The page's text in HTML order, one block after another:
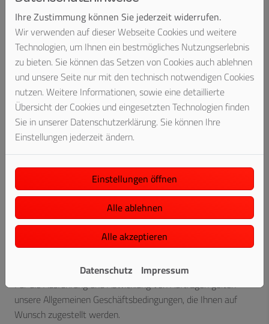
wenn Sie auf einen externen Link klicken, werden Daten zum
Linkziel übertragen. Dies ist aufgrund des dem Internet
zugrunde liegenden Protokolls ((TCP/IP = TCP - Transfer
Control Protocol + IP - Internet Protocol) technisch
notwendig. Die übertragenen Daten sind insbesondere: Ihre
IP-Adresse, der Zeitpunkt, zu dem Sie den Link angeklickt
haben und die Seite, auf der Sie den Link angeklickt haben.
Urheberschutz
geschützt. Weitergabe, Veränderung, gewerbliche Nutzung,
Vervielfältigung, Übermittlung, Veränderung oder Verwendung
auf anderen Webseiten, herunterladen von Daten,
insbesondere von Fotos etc., ist untersagt.
Allgemeines
Für die Ausführung und Abwicklung von Aufträgen gelten
unsere Allgemeinen Geschäftsbedingungen, die Ihnen auf
Wunsch zugestellt werden.
Ihre Zustimmung können Sie jederzeit widerrufen.
Wir verwenden auf dieser Webseite Cookies und weitere
Technologien, um Ihnen ein bestmögliches Nutzungserlebnis
zu bieten. Sie können das Setzen von Cookies auch ablehnen
und unsere Seite nur mit den technisch notwendigen Cookies
nutzen. Weitere Informationen, sowie eine detaillierte
Übersicht der Cookies und eingesetzten Technologien finden
Sie in unserer Datenschutzerklärung. Sie können Ihre
Einstellungen jederzeit ändern.
Einstellungen öffnen
Alle ablehnen
Alle akzeptieren
Datenschutz Impressum